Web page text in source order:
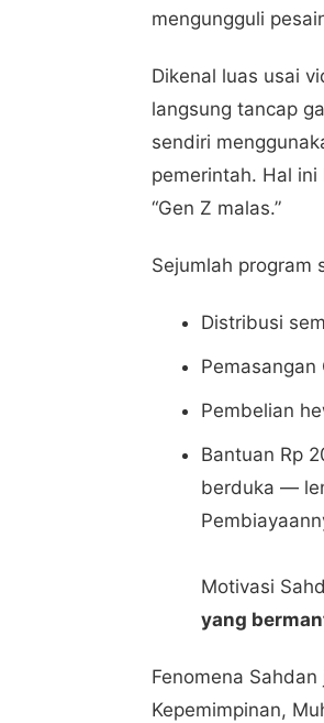
mengungguli
Dikenal luas usai
langsung tancap
sendiri
pemerintah. Hal
“Gen Z malas.”
Sejumlah program
Distribusi
Pembelian
Bantuan Rp
berduka —
Motivasi
yang
Fenomena
Kepemimpinan,